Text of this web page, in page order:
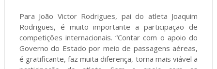
Para João Victor Rodrigues, pai do atleta Joaquim
Rodrigues, é muito importante a participação de
competições internacionais. “Contar com o apoio do
Governo do Estado por meio de passagens aéreas,
é gratificante, faz muita diferença, torna mais viável a